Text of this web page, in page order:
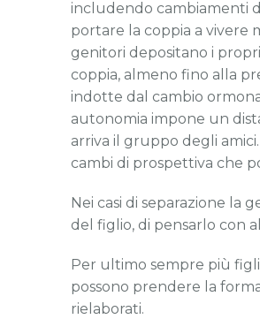
includendo cambiamenti
portare la coppia a vivere
genitori depositano i
coppia, almeno fino alla
indotte dal cambio
autonomia impone un
arriva il gruppo degli
cambi di prospettiva che
Nei casi di separazione la
del figlio, di pensarlo con
Per ultimo sempre più
possono prendere la
rielaborati.